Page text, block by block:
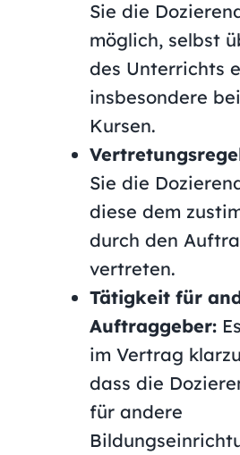
Sie die
möglich, selbst
des Unterrichts
insbesondere
Kursen.
Sie die
diese dem
durch den
vertreten.
Tätigkeit für
Auftraggeber:
im Vertrag
dass die
für andere